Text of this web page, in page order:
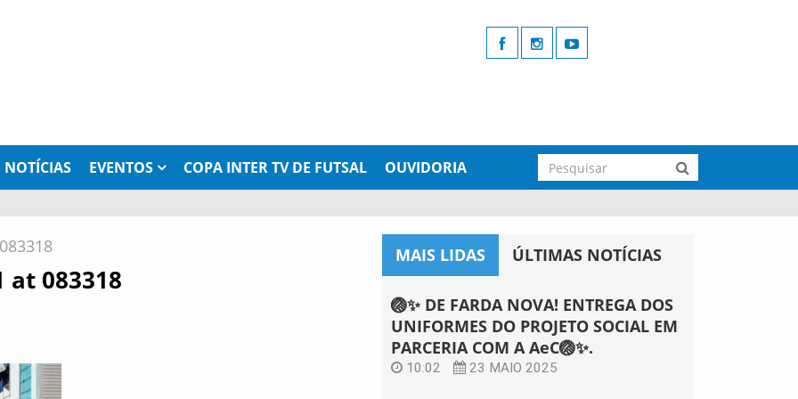
NOTÍCIAS EVENTOS COPA INTER TV DE FUTSAL OUVIDORIA
at 083318
MAIS LIDAS ÚLTIMAS NOTÍCIAS
🏐✨ DE FARDA NOVA! ENTREGA DOS
UNIFORMES DO PROJETO SOCIAL EM
PARCERIA COM A AeC🏐✨.
10:02 23 MAIO 2025